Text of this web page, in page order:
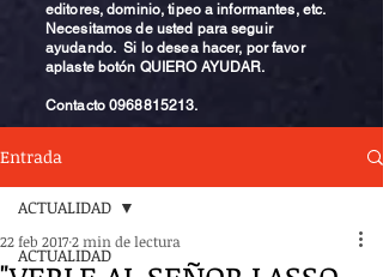
editores, dominio, tipeo a informantes, etc.
Necesitamos de usted para seguir
ayudando. Si lo desea hacer, por favor
aplaste botón QUIERO AYUDAR.
Contacto0968815213.
Entrada
ACTUALIDAD
ACTUALIDAD
22 feb 20172 min de lectura